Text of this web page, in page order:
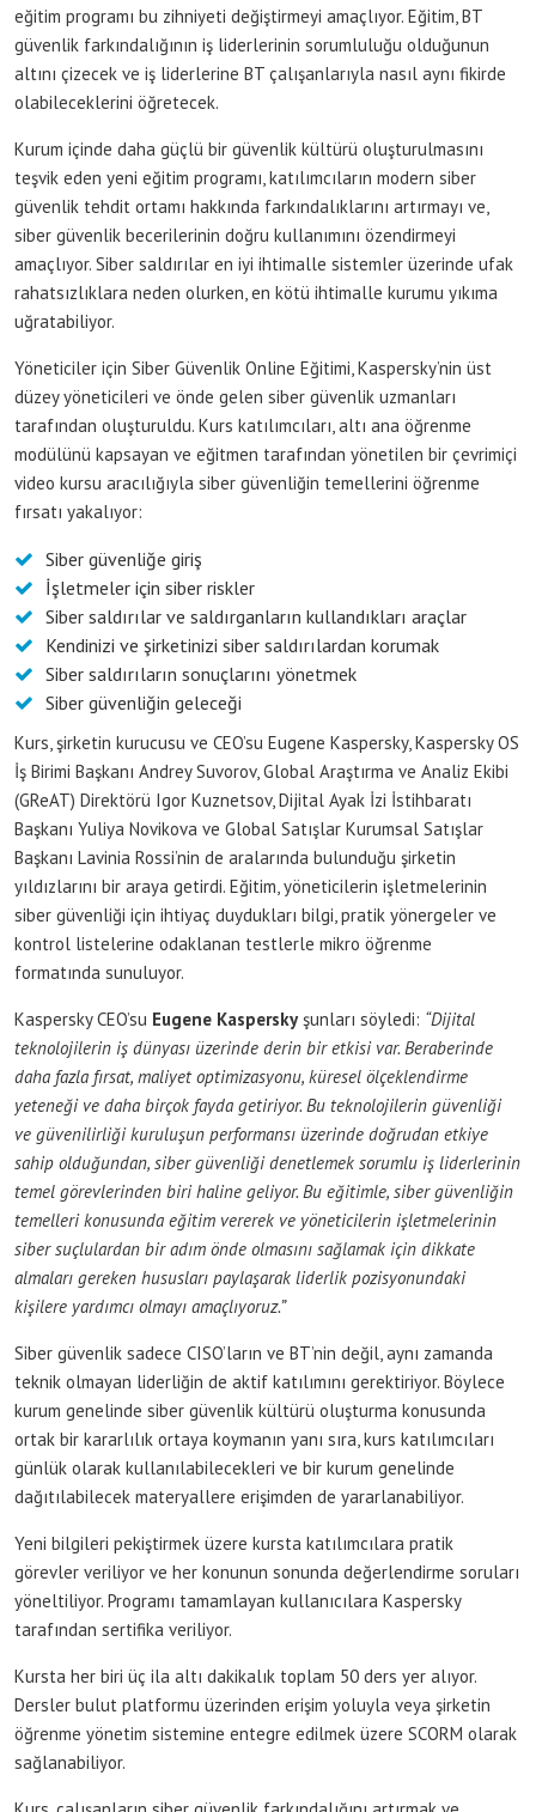
eğitim programı bu zihniyeti değiştirmeyi amaçlıyor. Eğitim, BT
güvenlik farkındalığının iş liderlerinin sorumluluğu olduğunun
altını çizecek ve iş liderlerine BT çalışanlarıyla nasıl aynı fikirde
olabileceklerini öğretecek.
Kurum içinde daha güçlü bir güvenlik kültürü oluşturulmasını
teşvik eden yeni eğitim programı, katılımcıların modern siber
güvenlik tehdit ortamı hakkında farkındalıklarını artırmayı ve,
siber güvenlik becerilerinin doğru kullanımını özendirmeyi
amaçlıyor. Siber saldırılar en iyi ihtimalle sistemler üzerinde ufak
rahatsızlıklara neden olurken, en kötü ihtimalle kurumu yıkıma
uğratabiliyor.
Yöneticiler için Siber Güvenlik Online Eğitimi, Kaspersky’nin üst
düzey yöneticileri ve önde gelen siber güvenlik uzmanları
tarafından oluşturuldu. Kurs katılımcıları, altı ana öğrenme
modülünü kapsayan ve eğitmen tarafından yönetilen bir çevrimiçi
video kursu aracılığıyla siber güvenliğin temellerini öğrenme
fırsatı yakalıyor:
Siber güvenliğe giriş
İşletmeler için siber riskler
Siber saldırılar ve saldırganların kullandıkları araçlar
Kendinizi ve şirketinizi siber saldırılardan korumak
Siber saldırıların sonuçlarını yönetmek
Siber güvenliğin geleceği
Kurs, şirketin kurucusu ve CEO’su Eugene Kaspersky, Kaspersky OS
İş Birimi Başkanı Andrey Suvorov, Global Araştırma ve Analiz Ekibi
(GReAT) Direktörü Igor Kuznetsov, Dijital Ayak İzi İstihbaratı
Başkanı Yuliya Novikova ve Global Satışlar Kurumsal Satışlar
Başkanı Lavinia Rossi’nin de aralarında bulunduğu şirketin
yıldızlarını bir araya getirdi. Eğitim, yöneticilerin işletmelerinin
siber güvenliği için ihtiyaç duydukları bilgi, pratik yönergeler ve
kontrol listelerine odaklanan testlerle mikro öğrenme
formatında sunuluyor.
Kaspersky CEO’su Eugene Kasperskyşunları söyledi: “Dijital
teknolojilerin iş dünyası üzerinde derin bir etkisi var. Beraberinde
daha fazla fırsat, maliyet optimizasyonu, küresel ölçeklendirme
yeteneği ve daha birçok fayda getiriyor. Bu teknolojilerin güvenliği
ve güvenilirliği kuruluşun performansı üzerinde doğrudan etkiye
sahip olduğundan, siber güvenliği denetlemek sorumlu iş liderlerinin
temel görevlerinden biri haline geliyor. Bu eğitimle, siber güvenliğin
temelleri konusunda eğitim vererek ve yöneticilerin işletmelerinin
siber suçlulardan bir adım önde olmasını sağlamak için dikkate
almaları gereken hususları paylaşarak liderlik pozisyonundaki
kişilere yardımcı olmayı amaçlıyoruz.”
Siber güvenlik sadece CISO’ların ve BT’nin değil, aynı zamanda
teknik olmayan liderliğin de aktif katılımını gerektiriyor. Böylece
kurum genelinde siber güvenlik kültürü oluşturma konusunda
ortak bir kararlılık ortaya koymanın yanı sıra, kurs katılımcıları
günlük olarak kullanılabilecekleri ve bir kurum genelinde
dağıtılabilecek materyallere erişimden de yararlanabiliyor.
Yeni bilgileri pekiştirmek üzere kursta katılımcılara pratik
görevler veriliyor ve her konunun sonunda değerlendirme soruları
yöneltiliyor. Programı tamamlayan kullanıcılara Kaspersky
tarafından sertifika veriliyor.
Kursta her biri üç ila altı dakikalık toplam 50 ders yer alıyor.
Dersler bulut platformu üzerinden erişim yoluyla veya şirketin
öğrenme yönetim sistemine entegre edilmek üzere SCORM olarak
sağlanabiliyor.